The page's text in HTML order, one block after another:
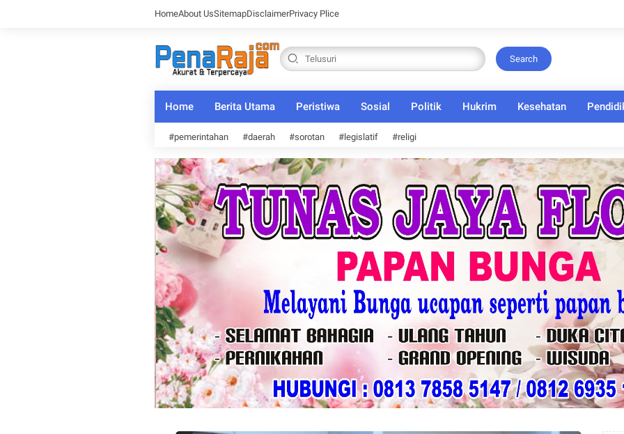
HomeAbout UsSitemapDisclaimerPrivacy Plice
Search
Home Berita Utama Peristiwa Sosial Politik Hukrim Kesehatan
#pemerintahan #daerah #sorotan #legislatif #religi